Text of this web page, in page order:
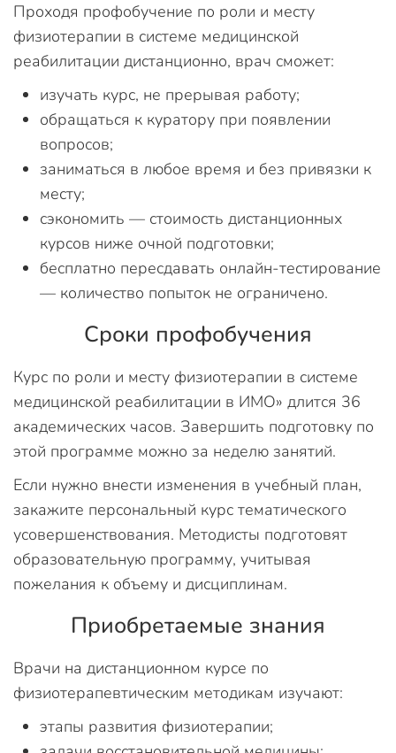
Проходя профобучение по роли и месту
физиотерапии в системе медицинской
реабилитации дистанционно, врач сможет:
изучать курс, не прерывая работу;
обращаться к куратору при появлении
вопросов;
заниматься в любое время и без привязки к
месту;
сэкономить — стоимость дистанционных
курсов ниже очной подготовки;
бесплатно пересдавать онлайн-тестирование
— количество попыток не ограничено.
Сроки профобучения
Курс по роли и месту физиотерапии в системе
медицинской реабилитации в ИМО» длится 36
академических часов. Завершить подготовку по
этой программе можно за неделю занятий.
Если нужно внести изменения в учебный план,
закажите персональный курс тематического
усовершенствования. Методисты подготовят
образовательную программу, учитывая
пожелания к объему и дисциплинам.
Приобретаемые знания
Врачи на дистанционном курсе по
физиотерапевтическим методикам изучают:
этапы развития физиотерапии;